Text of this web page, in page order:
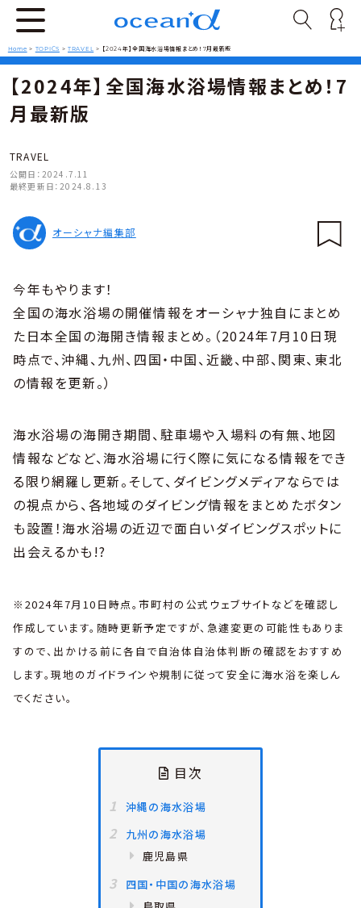
Home > TOPICS >TRAVEL > 【2024年】全国海水浴場情報まとめ！7月最新版
【2024年】全国海水浴場情報まとめ！7
月最新版
TRAVEL
公開日： 2024.7.11
最終更新日： 2024.8.13
オーシャナ編集部
今年もやります！
全国の海水浴場の開催情報をオーシャナ独自にまとめ
た日本全国の海開き情報まとめ。（2024年7月10日現
時点で、沖縄、九州、四国・中国、近畿、中部、関東、東北
の情報を更新。）
海水浴場の海開き期間、駐車場や入場料の有無、地図
情報などなど、海水浴場に行く際に気になる情報をでき
る限り網羅し更新。そして、ダイビングメディアならでは
の視点から、各地域のダイビング情報をまとめたボタン
も設置！海水浴場の近辺で面白いダイビングスポットに
出会えるかも!?
※2024年7月10日時点。市町村の公式ウェブサイトなどを確認し
作成しています。随時更新予定ですが、急遽変更の可能性もありま
すので、出かける前に各自で自治体自治体判断の確認をおすすめ
します。現地のガイドラインや規制に従って安全に海水浴を楽しん
でください。
目次
沖縄の海水浴場
九州の海水浴場
鹿児島県
四国・中国の海水浴場